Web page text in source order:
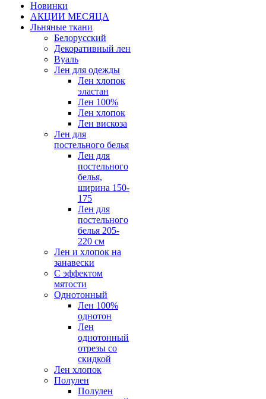
Новинки
АКЦИИ МЕСЯЦА
Льняные ткани
Белорусский
Декоративный лен
Вуаль
Лен для одежды
Лен хлопок
эластан
Лен 100%
Лен хлопок
Лен вискоза
Лен для
постельного белья
Лен для
постельного
белья,
ширина 150-
175
Лен для
постельного
белья 205-
220 см
Лен и хлопок на
занавески
С эффектом
мятости
Однотонный
Лен 100%
однотон
Лен
однотонный
отрезы со
скидкой
Лен хлопок
Полулен
Полулен